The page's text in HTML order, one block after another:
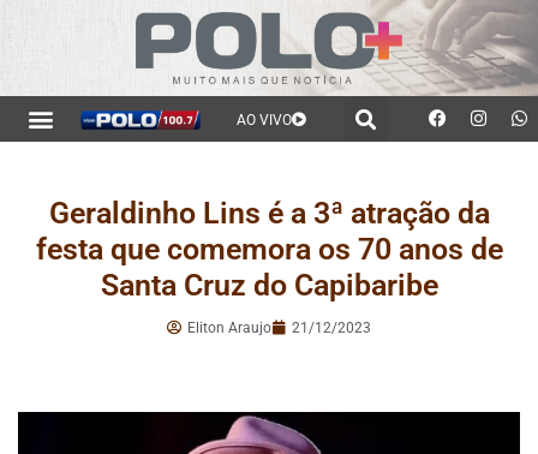
AO VIVO
Geraldinho Lins é a 3ª atração da
festa que comemora os 70 anos de
Santa Cruz do Capibaribe
Eliton Araujo 21/12/2023